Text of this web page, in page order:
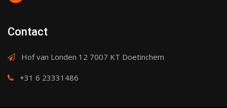
Contact
Hof van Londen 12 7007 KT Doetinchem
+31 6 23331486